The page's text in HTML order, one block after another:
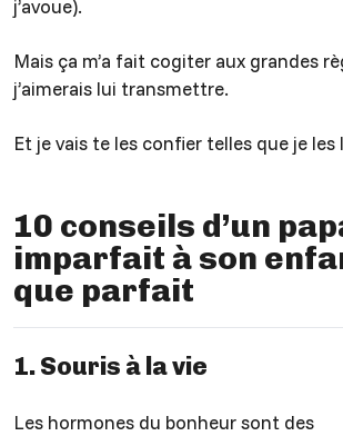
j’avoue).
Mais ça m’a fait cogiter aux grandes
j’aimerais lui transmettre.
Et je vais te les confier telles que je les
10 conseils d’un
imparfait à son
que parfait
1. Souris à la vie
Les hormones du bonheur sont des